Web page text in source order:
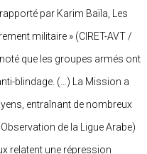
par Karim Baïla, Les
militaire » (CIRET-AVT /
que les groupes armés ont
blindage. (…) La Mission a
entraînant de nombreux
de la Ligue Arabe)
relatent une répression